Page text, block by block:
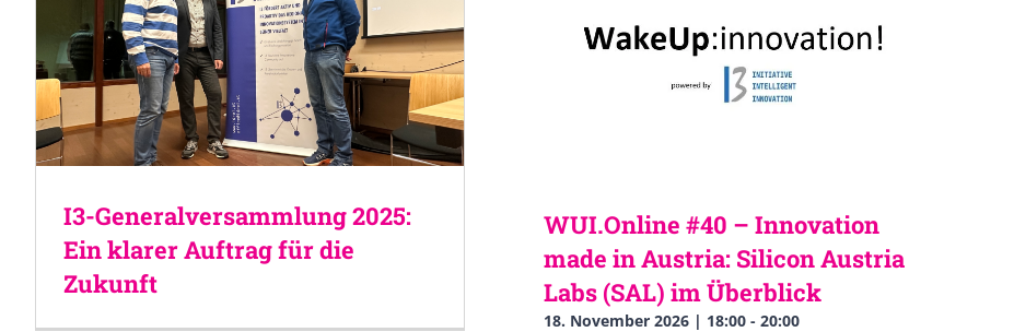
I3-Generalversammlung 2025:
Ein klarer Auftrag für die
Zukunft
WUI.Online #40 – Innovation
made in Austria: Silicon Austria
Labs (SAL) im Überblick
18. November 2026 | 18:00- 20:00